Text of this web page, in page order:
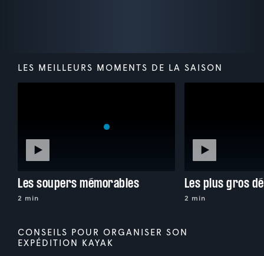
LES MEILLEURS MOMENTS DE LA SAISON
Les soupers mémorables
2 min
Les plus gros
2 min
CONSEILS POUR ORGANISER SON
EXPÉDITION KAYAK